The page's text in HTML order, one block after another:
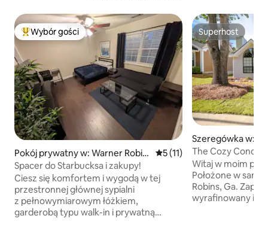
Najpopularniejsze z kategorii Wybór gości
Wybór gości
Pokój prywatny w: Warner Robin
s
Średnia ocena: 5 na 5,
5 (11)
Spacer do Starbucksa i zakupy!
Ciesz się komfortem i wygodą w tej
przestronnej głównej sypialni
z pełnowymiarowym łóżkiem,
garderobą typu walk-in i prywatną
Superhost
Superhost
Szeregówka w:
ins
The Cozy Condo
Robins AFB!
Witaj w moim
Położone w
Robins, Ga. Zapewniłem Ci
wyrafinowany i